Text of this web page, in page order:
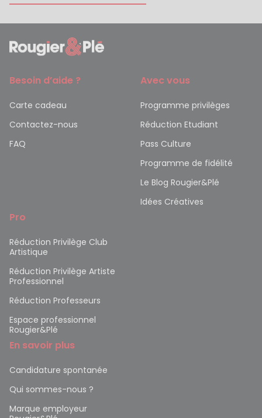
Besoin d’aide ?
Carte cadeau
Contactez-nous
FAQ
Avec vous
Programme privilèges
Réduction Etudiant
Pass Culture
Programme de fidélité
Le Blog Rougier&Plé
Idées Créatives
Pro
Réduction Privilège Club
Artistique
Réduction Privilège Artiste
Professionnel
Réduction Professeurs
Espace professionnel
Rougier&Plé
En savoir plus
Candidature spontanée
Qui sommes-nous ?
Marque employeur